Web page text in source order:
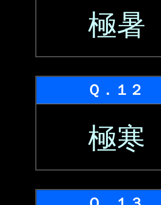
極暑
Ｑ．１２
極寒